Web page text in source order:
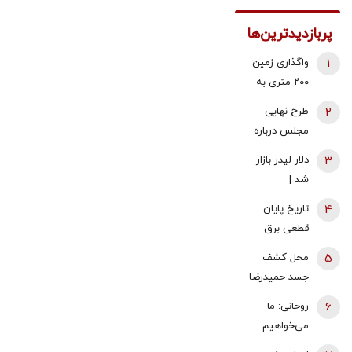
پربازدیدترین‌ها
واگذاری زمین
۲۰۰ متری به
سه فرزند/
شرایط اعلام
شد
1
طرح نهایی
مجلس درباره
بنزین اعلام شد
2
دلار لیدر بازار
شد |
یک کاناله
قیمت طلا |
سکه ۱۸۶
میلیون تومان
3
تاریخ پایان
قطعی برق
4
محل کشف
جسد حمیدرضا
شد
5
روحانی: ما
می‌خواهیم
6